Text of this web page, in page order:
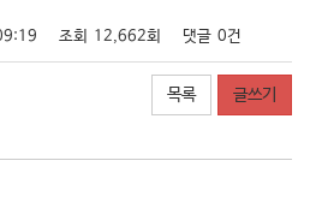
조회 12,662회 댓글 0건
목록 글쓰기